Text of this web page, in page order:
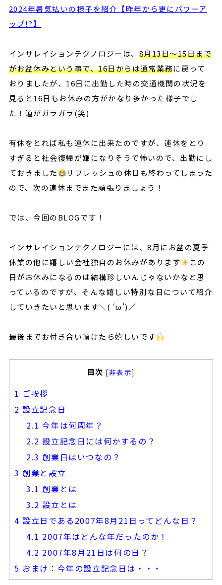
2024年暑気払いの様子を紹介【昨年から更にパワーア
ップ!?】
インサレイションテクノロジーは、 8月13日～15日まで
がお盆休みという事で、16日からは通常業務に戻って
おりましたが、16日に出勤した時の交通機関の状況を
見ると16日もお休みの方がかなり多かった様子でし
た！道がガラガラ(笑)
有休をとれば私も連休に出来たのですが、連休をとり
すぎると社会復帰が嫌になりそうで怖いので、出勤にし
ておきました
リフレッシュの休日も終わってしまった
ので、次の連休までまた頑張りましょう！
では、今回のBLOGです！
インサレイションテクノロジーには、8月にお盆の夏季
休業の他に嬉しい会社独自のお休みがあります
この
日がお休みになるのは結構珍しいんじゃないかなと思
っているのですが、そんな嬉しい特別な日について紹介
していきたいと思います＼( ‘ω’)／
最後までお付き合い頂けたら嬉しいです
目次 [非表示]
1 ご挨拶
2 設立記念日
2.1 今年は何周年？
2.2 設立記念日には何かするの？
2.3 創業日はいつなの？
3 創業と設立
3.1 創業とは
3.2 設立とは
4 設立日である2007年8月21日ってどんな日？
4.1 2007年はどんな年だったのか！
4.2 2007年8月21日は何の日？
5 おまけ：今年の設立記念日は・・・